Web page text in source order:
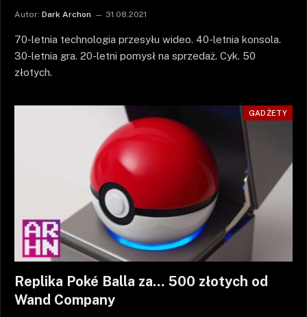
Autor: Dark Archon 31.08.2021
70-letnia technologia przesyłu wideo. 40-letnia konsola.
30-letnia gra. 20-letni pomysł na sprzedaż. Cyk. 50
złotych.
GADŻETY
Replika Poké Balla za… 500 złotych od
Wand Company